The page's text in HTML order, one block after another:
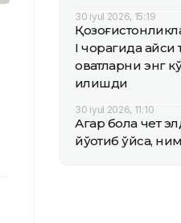
30 iyul 2026, 15:19
I чорагида қайси
овқатларни энг
қилишди
30 iyul 2026, 11:10
Агар бола чет
йўқотиб қўйса,